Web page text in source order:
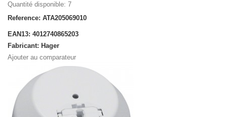
Quantité disponible: 7
Reference: ATA205069010
EAN13: 4012740865203
Fabricant: Hager
Ajouter au comparateur